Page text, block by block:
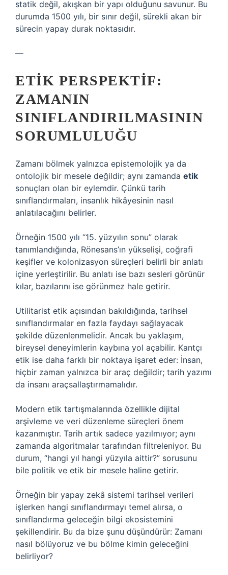
statik değil, akışkan bir yapı olduğunu savunur. Bu
durumda 1500 yılı, bir sınır değil, sürekli akan bir
sürecin yapay durak noktasıdır.
—
ETIK PERSPEKTIF:
ZAMANIN
SINIFLANDIRILMASININ
SORUMLULUĞU
Zamanı bölmek yalnızca epistemolojik ya da
ontolojik bir mesele değildir; aynı zamanda etik
sonuçları olan bir eylemdir. Çünkü tarih
sınıflandırmaları, insanlık hikâyesinin nasıl
anlatılacağını belirler.
Örneğin 1500 yılı “15. yüzyılın sonu” olarak
tanımlandığında, Rönesans’ın yükselişi, coğrafi
keşifler ve kolonizasyon süreçleri belirli bir anlatı
içine yerleştirilir. Bu anlatı ise bazı sesleri görünür
kılar, bazılarını ise görünmez hale getirir.
Utilitarist etik açısından bakıldığında, tarihsel
sınıflandırmalar en fazla faydayı sağlayacak
şekilde düzenlenmelidir. Ancak bu yaklaşım,
bireysel deneyimlerin kaybına yol açabilir. Kantçı
etik ise daha farklı bir noktaya işaret eder: İnsan,
hiçbir zaman yalnızca bir araç değildir; tarih yazımı
da insanı araçsallaştırmamalıdır.
Modern etik tartışmalarında özellikle dijital
arşivleme ve veri düzenleme süreçleri önem
kazanmıştır. Tarih artık sadece yazılmıyor; aynı
zamanda algoritmalar tarafından filtreleniyor. Bu
durum, “hangi yıl hangi yüzyıla aittir?” sorusunu
bile politik ve etik bir mesele haline getirir.
Örneğin bir yapay zekâ sistemi tarihsel verileri
işlerken hangi sınıflandırmayı temel alırsa, o
sınıflandırma geleceğin bilgi ekosistemini
şekillendirir. Bu da bize şunu düşündürür: Zamanı
nasıl bölüyoruz ve bu bölme kimin geleceğini
belirliyor?